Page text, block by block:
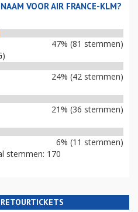
VOOR AIR FRANCE-KLM?
47% (81 stemmen)
24% (42 stemmen)
21% (36 stemmen)
6% (11 stemmen)
stemmen: 170